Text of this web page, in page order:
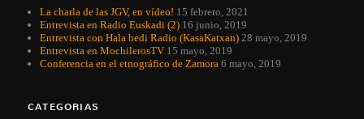
La charla de las JGV, en vídeo! 15 febrero, 2021
Entrevista en Radio Euskadi (2) 16 junio, 2019
Entrevista con Hala bedi Radio (KasaKatxan) 28 mayo, 2019
Entrevista en MochilerosTV 15 mayo, 2019
Conferencia en el etnográfico de Zamora 6 mayo, 2019
CATEGORIAS